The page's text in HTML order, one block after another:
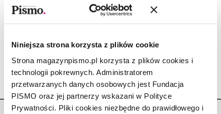
Niniejsza strona korzysta z plików cookie
Strona magazynpismo.pl korzysta z plików cookies i
technologii pokrewnych. Administratorem
przetwarzanych danych osobowych jest Fundacja
PISMO oraz jej partnerzy wskazani w Polityce
Prywatności. Pliki cookies niezbędne do prawidłowego i
Śmiech u / z władzy. Fragment
OLGA DRENDA